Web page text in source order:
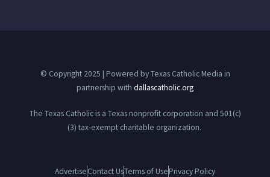
© Copyright 2025 | Powered by Texas Catholic Media in
partnership with dallascatholic.org
The Texas Catholic is a Texas nonprofit corporation and 501(c)
(3) tax-exempt charitable organization.
AdvertiseContact UsTerms of UsePrivacy Policy